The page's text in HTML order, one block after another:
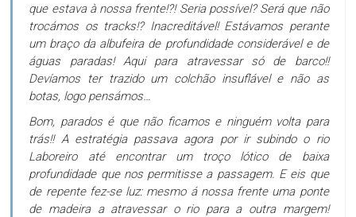
que estava à nossa frente!?! Seria possível? Será que não
trocámos os tracks!? Inacreditável! Estávamos perante
um braço da albufeira de profundidade considerável e de
águas paradas! Aqui para atravessar só de barco!!
Devíamos ter trazido um colchão insuflável e não as
botas, logo pensámos…
Bom, parados é que não ficamos e ninguém volta para
trás!! A estratégia passava agora por ir subindo o rio
Laboreiro até encontrar um troço lótico de baixa
profundidade que nos permitisse a passagem. E eis que
de repente fez-se luz: mesmo á nossa frente uma ponte
de madeira a atravessar o rio para a outra margem!